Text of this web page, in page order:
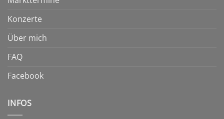
werden
Konzerte
Über mich
FAQ
Facebook
INFOS